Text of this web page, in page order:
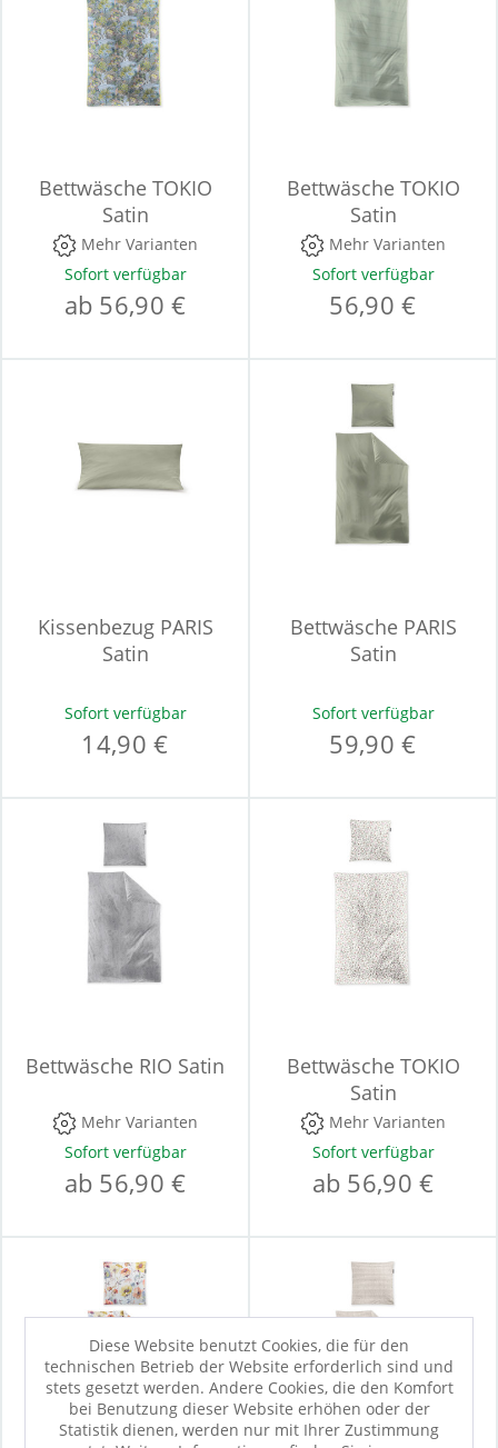
Bettwäsche TOKIO
Satin
Mehr Varianten
Sofort verfügbar
ab 56,90 €
Bettwäsche TOKIO
Satin
Mehr Varianten
Sofort verfügbar
56,90 €
Kissenbezug PARIS
Satin
Sofort verfügbar
14,90 €
Bettwäsche PARIS
Satin
Sofort verfügbar
59,90 €
Bettwäsche RIO Satin
Mehr Varianten
Sofort verfügbar
ab 56,90 €
Bettwäsche TOKIO
Satin
Mehr Varianten
Sofort verfügbar
ab 56,90 €
Diese Website benutzt Cookies, die für den
technischen Betrieb der Website erforderlich sind und
stets gesetzt werden. Andere Cookies, die den Komfort
bei Benutzung dieser Website erhöhen oder der
Statistik dienen, werden nur mit Ihrer Zustimmung